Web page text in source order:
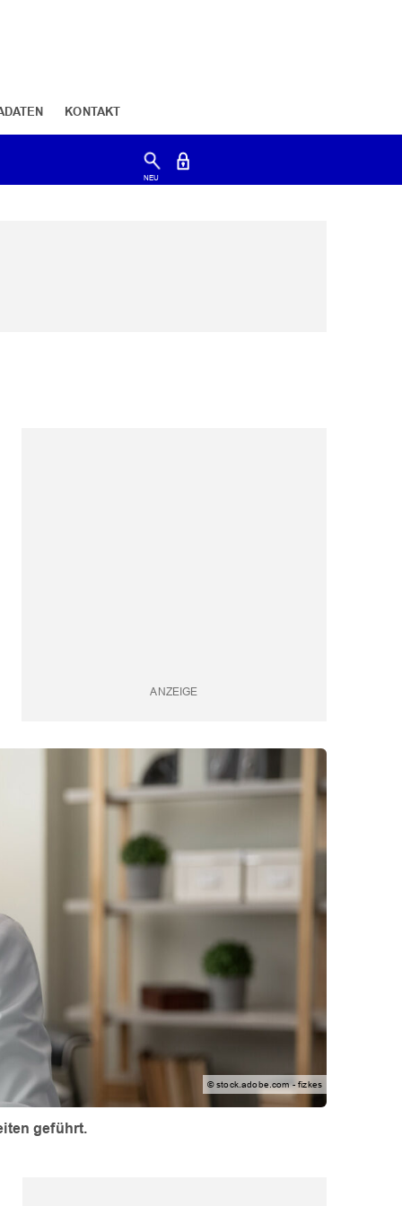
KONTAKT
© stock.adobe.com - fizkes
geführt.